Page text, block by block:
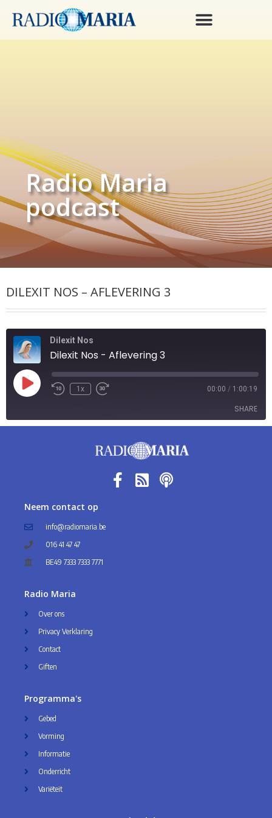
Radio Maria
podcast
DILEXIT NOS – AFLEVERING 3
Dilexit Nos
Dilexit Nos - Aflevering 3
1x 00:00 / 1:00:19
SHARE
Neem contact op
info@radiomaria.be
016 41 47 47
BE49 7333 7333 7771
Radio Maria
Over ons
Privacy Verklaring
Contact
Giften
Programma's
Gebed
Vorming
Informatie
Onderricht
Variëteit